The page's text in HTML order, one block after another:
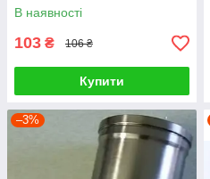
В наявності
103 ₴ 106 ₴
Купити
–3%